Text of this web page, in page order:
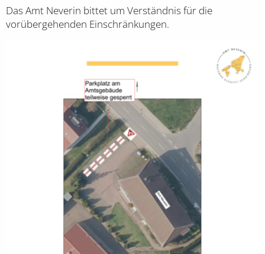
Das Amt Neverin bittet um Verständnis für die
vorübergehenden Einschränkungen.